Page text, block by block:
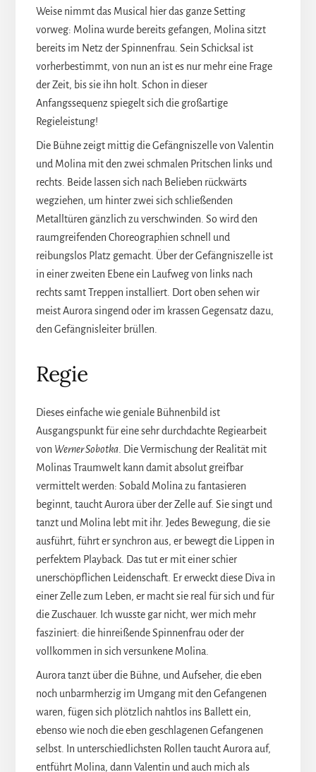
Weise nimmt das Musical hier das ganze Setting
vorweg: Molina wurde bereits gefangen, Molina sitzt
bereits im Netz der Spinnenfrau. Sein Schicksal ist
vorherbestimmt, von nun an ist es nur mehr eine Frage
der Zeit, bis sie ihn holt. Schon in dieser
Anfangssequenz spiegelt sich die großartige
Regieleistung!
Die Bühne zeigt mittig die Gefängniszelle von Valentin
und Molina mit den zwei schmalen Pritschen links und
rechts. Beide lassen sich nach Belieben rückwärts
wegziehen, um hinter zwei sich schließenden
Metalltüren gänzlich zu verschwinden. So wird den
raumgreifenden Choreographien schnell und
reibungslos Platz gemacht. Über der Gefängniszelle ist
in einer zweiten Ebene ein Laufweg von links nach
rechts samt Treppen installiert. Dort oben sehen wir
meist Aurora singend oder im krassen Gegensatz dazu,
den Gefängnisleiter brüllen.
Regie
Dieses einfache wie geniale Bühnenbild ist
Ausgangspunkt für eine sehr durchdachte Regiearbeit
von Werner Sobotka. Die Vermischung der Realität mit
Molinas Traumwelt kann damit absolut greifbar
vermittelt werden: Sobald Molina zu fantasieren
beginnt, taucht Aurora über der Zelle auf. Sie singt und
tanzt und Molina lebt mit ihr. Jedes Bewegung, die sie
ausführt, führt er synchron aus, er bewegt die Lippen in
perfektem Playback. Das tut er mit einer schier
unerschöpflichen Leidenschaft. Er erweckt diese Diva in
einer Zelle zum Leben, er macht sie real für sich und für
die Zuschauer. Ich wusste gar nicht, wer mich mehr
fasziniert: die hinreißende Spinnenfrau oder der
vollkommen in sich versunkene Molina.
Aurora tanzt über die Bühne, und Aufseher, die eben
noch unbarmherzig im Umgang mit den Gefangenen
waren, fügen sich plötzlich nahtlos ins Ballett ein,
ebenso wie noch die eben geschlagenen Gefangenen
selbst. In unterschiedlichsten Rollen taucht Aurora auf,
entführt Molina, dann Valentin und auch mich als